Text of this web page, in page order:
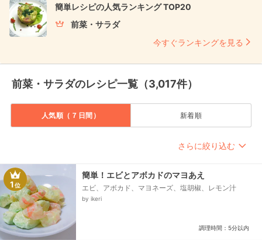
簡単レシピの人気ランキング TOP20
前菜・サラダ
今すぐランキングを見る
前菜・サラダのレシピ一覧（3,017件）
人気順（７日間） 新着順
さらに絞り込む
1位
簡単！エビとアボカドのマヨあえ
エビ、アボカド、マヨネーズ、塩胡椒、レモン汁
by ikeri
調理時間：5分以内